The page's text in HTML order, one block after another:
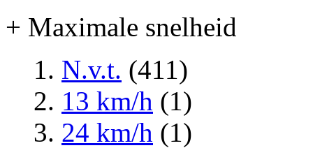
+ Maximale snelheid
N.v.t. (411)
13 km/h (1)
24 km/h (1)